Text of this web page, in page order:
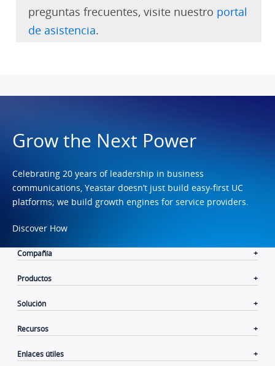
preguntas frecuentes, visite nuestro portal
de asistencia.
Grow the Next Power
Celebrating 20 years of leadership in business
communications, Yeastar doesn’t just build easy-first UC
platforms; we build growth engines for service providers.
Discover How
Compañía
Productos
Solución
Recursos
Enlaces útiles